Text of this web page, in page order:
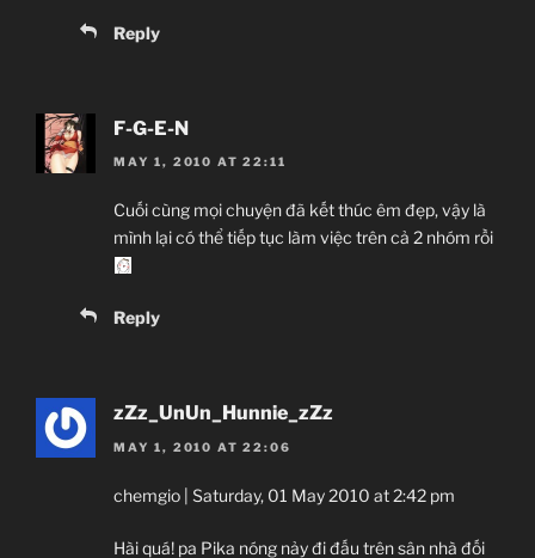
Reply
F-G-E-N
MAY 1, 2010 AT 22:11
Cuối cùng mọi chuyện đã kết thúc êm đẹp, vậy là
mình lại có thể tiếp tục làm việc trên cả 2 nhóm rồi
Reply
zZz_UnUn_Hunnie_zZz
MAY 1, 2010 AT 22:06
chemgio | Saturday, 01 May 2010 at 2:42 pm
Hài quá! pa Pika nóng nảy đi đấu trên sân nhà đối